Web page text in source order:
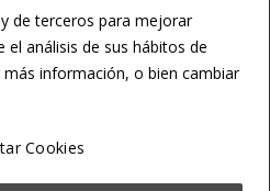
de terceros para mejorar
análisis de sus hábitos de
información, o bien cambiar
Cookies